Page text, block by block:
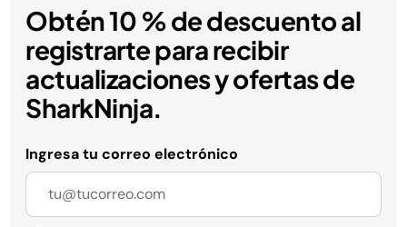
Obtén 10 % de descuento al
registrarte para recibir
actualizaciones y ofertas de
SharkNinja.
Ingresa tu correo electrónico